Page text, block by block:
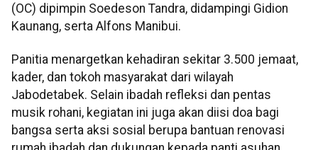
(OC) dipimpin Soedeson Tandra, didampingi Gidion
Kaunang, serta Alfons Manibui.
Panitia menargetkan kehadiran sekitar 3.500 jemaat,
kader, dan tokoh masyarakat dari wilayah
Jabodetabek. Selain ibadah refleksi dan pentas
musik rohani, kegiatan ini juga akan diisi doa bagi
bangsa serta aksi sosial berupa bantuan renovasi